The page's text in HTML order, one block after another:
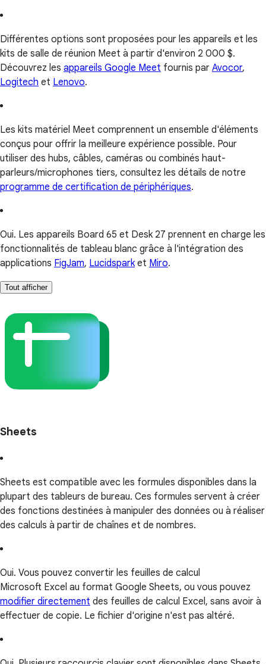
Différentes options sont proposées pour les appareils et les
kits de salle de réunion Meet à partir d'environ 2 000 $.
Découvrez les appareils Google Meet fournis par Avocor,
Logitech et Lenovo.
Les kits matériel Meet comprennent un ensemble d'éléments
conçus pour offrir la meilleure expérience possible. Pour
utiliser des hubs, câbles, caméras ou combinés haut-
parleurs/microphones tiers, consultez les détails de notre
programme de certification de périphériques.
Oui. Les appareils Board 65 et Desk 27 prennent en charge les
fonctionnalités de tableau blanc grâce à l'intégration des
applications FigJam, Lucidsparket Miro.
Tout afficher
Sheets
Sheets est compatible avec les formules disponibles dans la
plupart des tableurs de bureau. Ces formules servent à créer
des fonctions destinées à manipuler des données ou à réaliser
des calculs à partir de chaînes et de nombres.
Oui. Vous pouvez convertir les feuilles de calcul
Microsoft Excel au format Google Sheets, ou vous pouvez
modifier directement des feuilles de calcul Excel, sans avoir à
effectuer de copie. Le fichier d'origine n'est pas altéré.